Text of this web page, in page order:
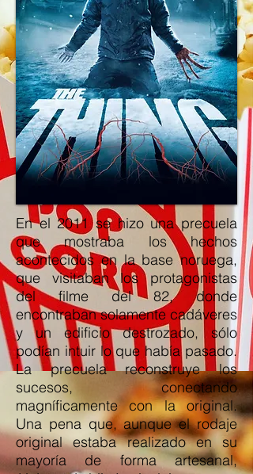
En el 2011 se hizo una precuela
que mostraba los hechos
acontecidos en la base noruega,
que visitaban los protagonistas
del filme del 82, donde
encontraban solamente cadáveres
y un edificio destrozado, sólo
podían intuir lo que había pasado.
La precuela reconstruye los
sucesos, conectando
magníficamente con la original.
Una pena que, aunque el rodaje
original estaba realizado en su
mayoría de forma artesanal,